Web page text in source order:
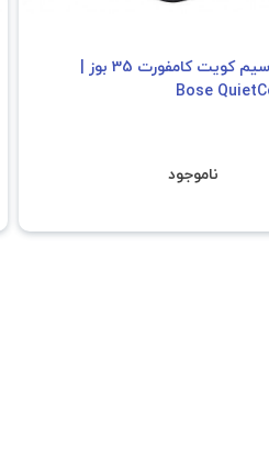
هدفون بی سیم کویت کامفورت 35 بوز |
Bose
ناموجود